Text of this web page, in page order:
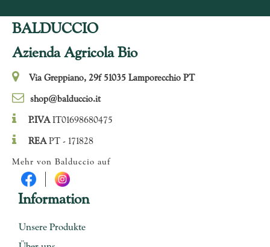
BALDUCCIO
Azienda Agricola Bio
Via Greppiano, 29f 51035 Lamporecchio PT
shop@balduccio.it
P.IVAIT01698680475
REAPT - 171828
Mehr von Balduccio auf
Information
Unsere Produkte